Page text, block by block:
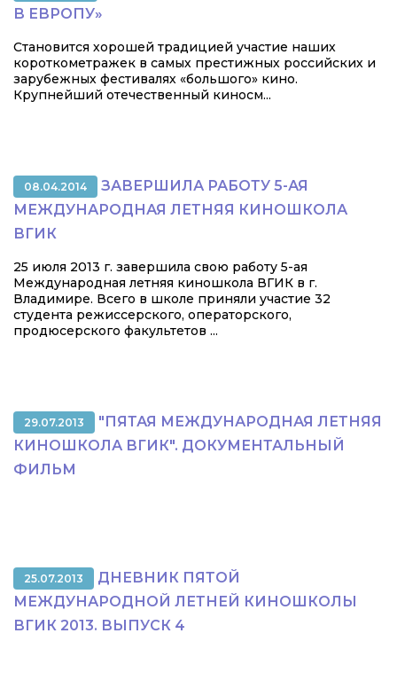
В ЕВРОПУ»
Становится хорошей традицией участие наших
короткометражек в самых престижных российских и
зарубежных фестивалях «большого» кино.
Крупнейший отечественный киносм...
08.04.2014
ЗАВЕРШИЛА РАБОТУ 5-АЯ
МЕЖДУНАРОДНАЯ ЛЕТНЯЯ КИНОШКОЛА
ВГИК
25 июля 2013 г. завершила свою работу 5-ая
Международная летняя киношкола ВГИК в г.
Владимире. Всего в школе приняли участие 32
студента режиссерского, операторского,
продюсерского факультетов ...
29.07.2013
"ПЯТАЯ МЕЖДУНАРОДНАЯ ЛЕТНЯЯ
КИНОШКОЛА ВГИК". ДОКУМЕНТАЛЬНЫЙ
ФИЛЬМ
25.07.2013
ДНЕВНИК ПЯТОЙ
МЕЖДУНАРОДНОЙ ЛЕТНЕЙ КИНОШКОЛЫ
ВГИК 2013. ВЫПУСК 4